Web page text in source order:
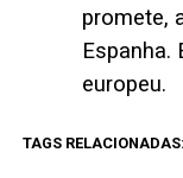
promete,
Espanha.
europeu.
TAGS RELACIONADAS: